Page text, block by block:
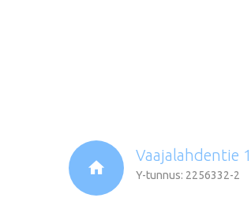
Vaajalahdentie
Y-tunnus: 2256332-2